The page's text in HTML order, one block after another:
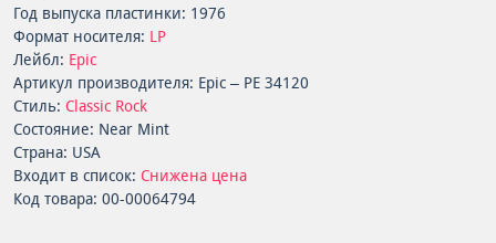
Год выпуска пластинки: 1976
Формат носителя: LP
Лейбл: Epic
Артикул производителя: Epic – PE 34120
Стиль: Classic Rock
Состояние: Near Mint
Страна: USA
Входит в список: Снижена цена
Код товара: 00-00064794